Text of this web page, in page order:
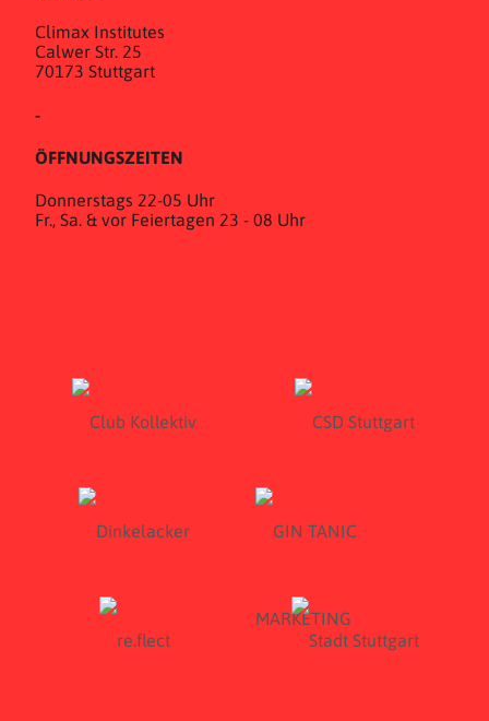
Climax Institutes
Calwer Str. 25
70173 Stuttgart
-
ÖFFNUNGSZEITEN
Donnerstags 22-05 Uhr
Fr., Sa. & vor Feiertagen 23 - 08 Uhr